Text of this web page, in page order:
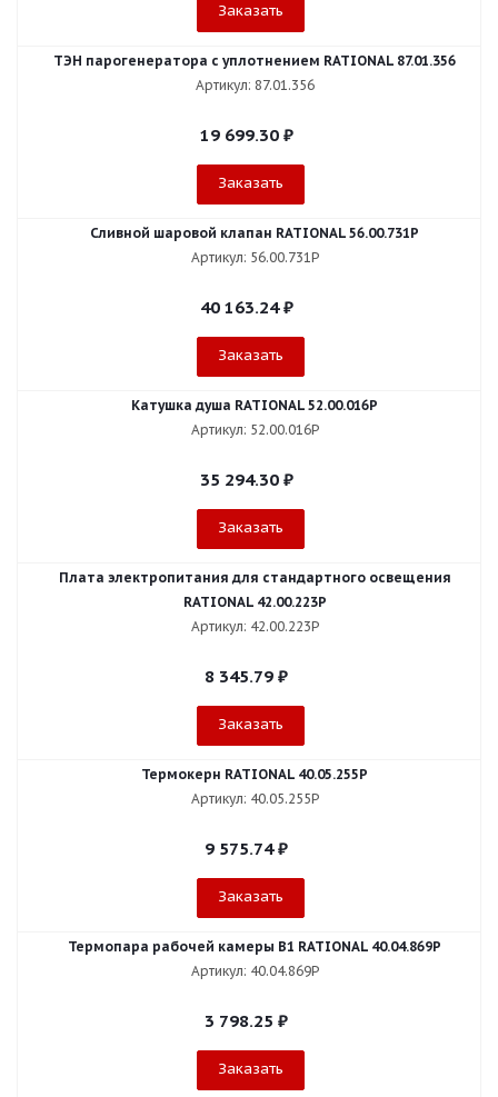
Заказать
ТЭН парогенератора с уплотнением RATIONAL 87.01.356
Артикул: 87.01.356
19 699.30₽
Заказать
Сливной шаровой клапан RATIONAL 56.00.731P
Артикул: 56.00.731P
40 163.24₽
Заказать
Катушка душа RATIONAL 52.00.016P
Артикул: 52.00.016P
35 294.30₽
Заказать
Плата электропитания для стандартного освещения
RATIONAL 42.00.223P
Артикул: 42.00.223P
8 345.79 ₽
Заказать
Термокерн RATIONAL 40.05.255P
Артикул: 40.05.255P
9 575.74₽
Заказать
Термопара рабочей камеры B1 RATIONAL 40.04.869P
Артикул: 40.04.869P
3 798.25 ₽
Заказать